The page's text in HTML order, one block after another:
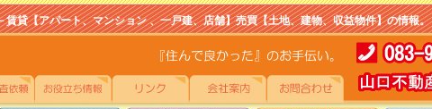
パート、マンション 、一戸建、店舗】売買【土地、建物、収益物件】の情報。